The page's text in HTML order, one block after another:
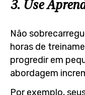
3. Use
Não
horas de
progredir em
abordagem
Por exemplo,